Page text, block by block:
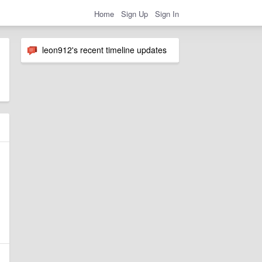
Home Sign Up Sign In
leon912's recent timeline updates